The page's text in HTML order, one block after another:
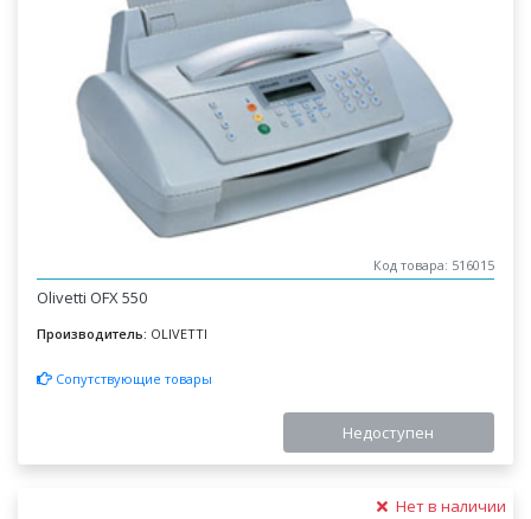
Код товара: 516015
Olivetti OFX 550
Производитель: OLIVETTI
Сопутствующие товары
Недоступен
Нет в наличии